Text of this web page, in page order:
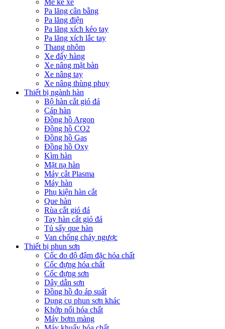
Pa lăng cân bằng
Pa lăng điện
Pa lăng xích kéo tay
Pa lăng xích lắc tay
Thang nhôm
Xe đẩy hàng
Xe nâng mặt bàn
Xe nâng tay
Xe nâng thùng phuy
Thiết bị ngành hàn
Bộ hàn cắt gió đá
Cáp hàn
Đồng hồ Argon
Đồng hồ CO2
Đồng hồ Gas
Đồng hồ Oxy
Kìm hàn
Mặt nạ hàn
Máy cắt Plasma
Máy hàn
Phụ kiện hàn cắt
Que hàn
Rùa cắt gió đá
Tay hàn cắt gió đá
Tủ sấy que hàn
Van chống cháy ngược
Thiết bị phun sơn
Cốc đo độ đậm đặc hóa chất
Cốc đựng hóa chất
Cốc đựng sơn
Dây dẫn sơn
Đồng hồ đo áp suất
Dụng cụ phun sơn khác
Khớp nối hóa chất
Máy bơm màng